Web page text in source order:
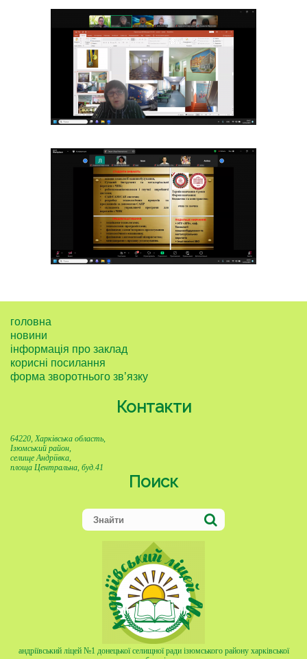
андріївський ліцей №1 донецької селищної ради ізюмського району харківської
головна
новини
інформація про заклад
корисні посилання
форма зворотнього зв’язку
Контакти
64220, Харківська область,
Ізюмський район,
селище Андріївка,
площа Центральна, буд.41
Поиск